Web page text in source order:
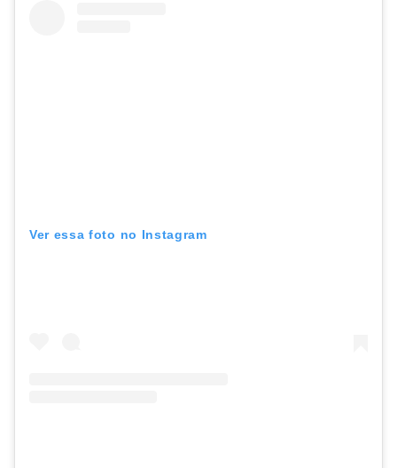
Ver essa foto no Instagram